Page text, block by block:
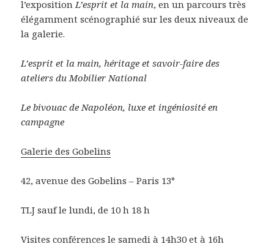
l’expositionL’esprit et la main, en un parcours très
élégamment scénographié sur les deux niveaux de
la galerie.
L’esprit et la main, héritage et savoir-faire des
ateliers du Mobilier National
Le bivouac de Napoléon, luxe et ingéniosité en
campagne
Galerie des Gobelins
42, avenue des Gobelins – Paris 13°
TLJ sauf le lundi, de 10 h 18 h
Visites conférences le samedi à 14h30 et à 16h